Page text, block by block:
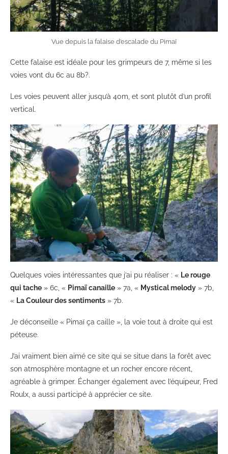
Vue depuis la falaise d’escalade du Pimaï
Cette falaise est idéale pour les grimpeurs de 7, même si les
voies vont du 6c au 8b?.
Les voies peuvent aller jusqu’à 40m, et sont plutôt d’un profil
vertical.
Quelques voies intéressantes que j’ai pu réaliser : « Le rouge
qui tache » 6c, « Pimaï canaille » 7a, « Mystical melody » 7b,
« La Couleur des sentiments » 7b.
Je déconseille « Pimaï ça caille », la voie tout à droite qui est
péteuse.
J’ai vraiment bien aimé ce site qui se situe dans la forêt avec
son atmosphère montagne et un rocher encore récent,
agréable à grimper. Échanger également avec l’équipeur, Fred
Roulx, a aussi participé à apprécier ce site.